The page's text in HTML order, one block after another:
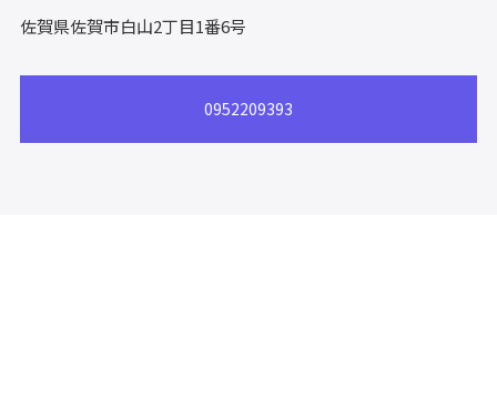
佐賀県佐賀市白山2丁目1番6号
0952209393